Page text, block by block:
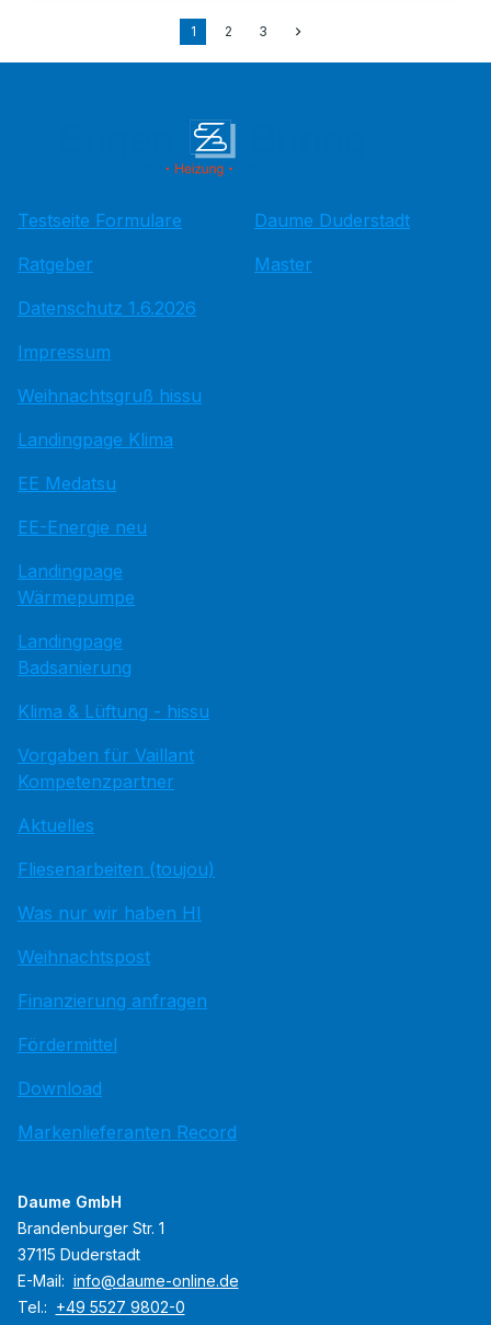
1 2 3
Testseite Formulare
Ratgeber
Datenschutz 1.6.2026
Impressum
Weihnachtsgruß hissu
Landingpage Klima
EE Medatsu
EE-Energie neu
Landingpage
Wärmepumpe
Landingpage
Badsanierung
Klima & Lüftung - hissu
Vorgaben für Vaillant
Kompetenzpartner
Aktuelles
Fliesenarbeiten (toujou)
Was nur wir haben HI
Weihnachtspost
Finanzierung anfragen
Fördermittel
Download
Markenlieferanten Record
Daume Duderstadt
Master
Daume GmbH
Brandenburger Str. 1
37115 Duderstadt
E-Mail: info@daume-online.de
Tel.: +49 5527 9802-0